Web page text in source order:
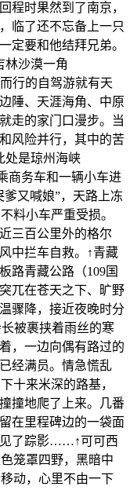
程时果然到了南京，
临了还不忘备上一只
要和他结拜兄弟。
林沙漠一角
行的自驾游就有天
陲、天涯海角、中原
走的家门口漫步。当
风险并行，其中的苦
处是琼州海峡
商务车和一辆小车进
爹又喊娘”，天路上冻
料小车严重受损。
三百公里外的格尔
中拦车自救。↑青藏
路青藏公路（109国
兀在苍天之下、旷野
骤降，接近夜晚时分
被裹挟着雨丝的寒
，一边向偶有路过的
经满员。情急慌乱
十来米深的路基，
撞地爬了上来。几番
在里程碑边的一袋面
见了踪影……↑可可西
笼罩四野，黑暗中
动，心里不由一下